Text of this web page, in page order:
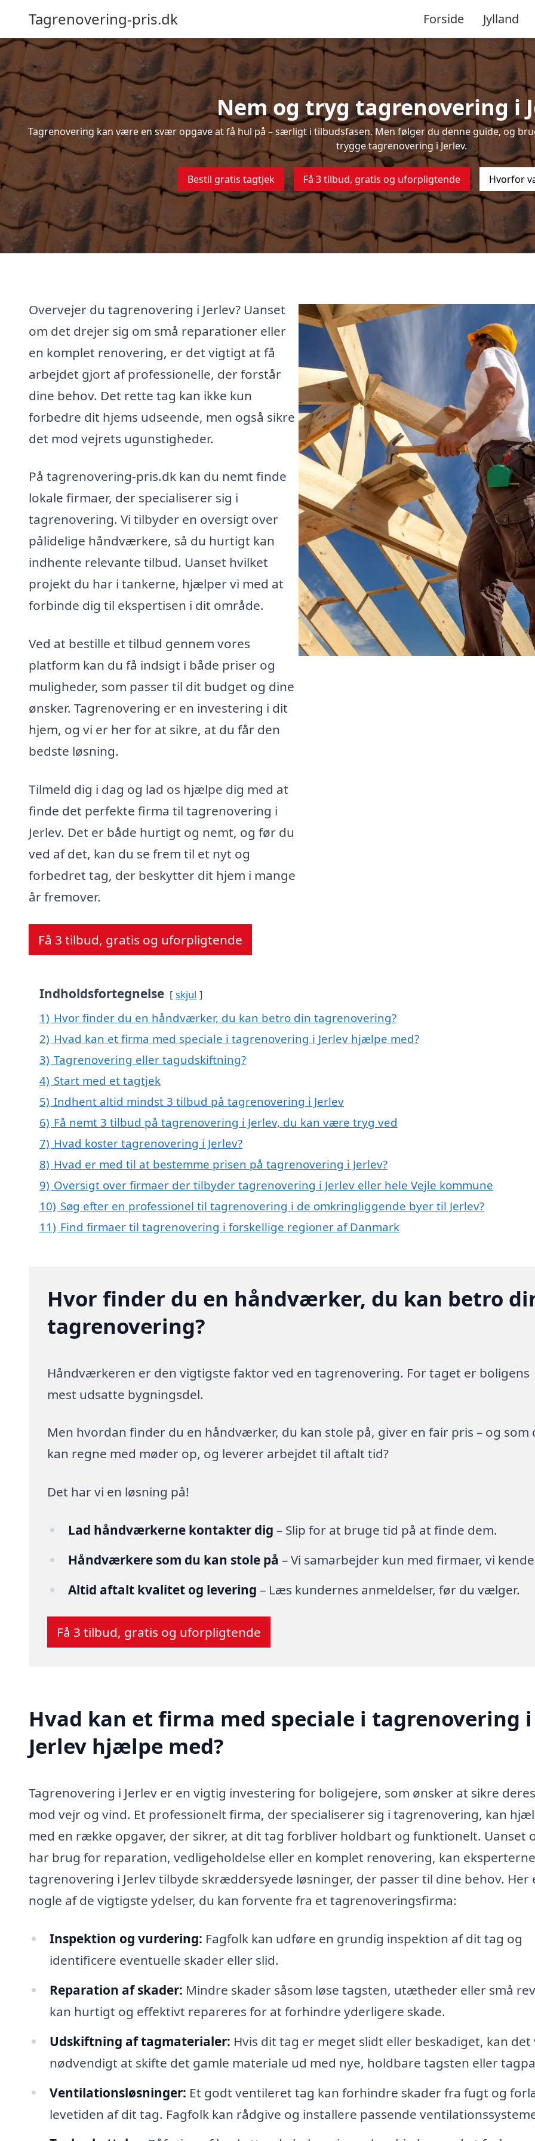
Tagrenovering-pris.dk Forside Jylland
Nem og tryg tagrenovering i
Tagrenovering kan være en svær opgave at få hul på – særligt i tilbudsfasen. Men følger du denne guide, og
trygge tagrenovering i Jerlev.
Bestil gratis tagtjek Få 3 tilbud, gratis og uforpligtende Hvorfor
Overvejer du tagrenovering i Jerlev? Uanset
om det drejer sig om små reparationer eller
en komplet renovering, er det vigtigt at få
arbejdet gjort af professionelle, der forstår
dine behov. Det rette tag kan ikke kun
forbedre dit hjems udseende, men også sikre
det mod vejrets ugunstigheder.
På tagrenovering-pris.dk kan du nemt finde
lokale firmaer, der specialiserer sig i
tagrenovering. Vi tilbyder en oversigt over
pålidelige håndværkere, så du hurtigt kan
indhente relevante tilbud. Uanset hvilket
projekt du har i tankerne, hjælper vi med at
forbinde dig til ekspertisen i dit område.
Ved at bestille et tilbud gennem vores
platform kan du få indsigt i både priser og
muligheder, som passer til dit budget og dine
ønsker. Tagrenovering er en investering i dit
hjem, og vi er her for at sikre, at du får den
bedste løsning.
Tilmeld dig i dag og lad os hjælpe dig med at
finde det perfekte firma til tagrenovering i
Jerlev. Det er både hurtigt og nemt, og før du
ved af det, kan du se frem til et nyt og
forbedret tag, der beskytter dit hjem i mange
år fremover.
Få 3 tilbud, gratis og uforpligtende
Indholdsfortegnelse skjul
1) Hvor finder du en håndværker, du kan betro din tagrenovering?
2) Hvad kan et firma med speciale i tagrenovering i Jerlev hjælpe med?
3) Tagrenovering eller tagudskiftning?
4) Start med et tagtjek
5) Indhent altid mindst 3 tilbud på tagrenovering i Jerlev
6) Få nemt 3 tilbud på tagrenovering i Jerlev, du kan være tryg ved
7) Hvad koster tagrenovering i Jerlev?
8) Hvad er med til at bestemme prisen på tagrenovering i Jerlev?
9) Oversigt over firmaer der tilbyder tagrenovering i Jerlev eller hele Vejle kommune
10) Søg efter en professionel til tagrenovering i de omkringliggende byer til Jerlev?
11) Find firmaer til tagrenovering i forskellige regioner af Danmark
Hvor finder du en håndværker, du kan betro
tagrenovering?
Håndværkeren er den vigtigste faktor ved en tagrenovering. For taget er boligens
mest udsatte bygningsdel.
Men hvordan finder du en håndværker, du kan stole på, giver en fair pris – og som
kan regne med møder op, og leverer arbejdet til aftalt tid?
Det har vi en løsning på!
Lad håndværkerne kontakter dig – Slip for at bruge tid på at finde dem.
Håndværkere som du kan stole på – Vi samarbejder kun med firmaer, vi
Altid aftalt kvalitet og levering – Læs kundernes anmeldelser, før du vælger.
Få 3 tilbud, gratis og uforpligtende
Hvad kan et firma med speciale i tagrenovering i
Jerlev hjælpe med?
Tagrenovering i Jerlev er en vigtig investering for boligejere, som ønsker at sikre
mod vejr og vind. Et professionelt firma, der specialiserer sig i tagrenovering, kan
med en række opgaver, der sikrer, at dit tag forbliver holdbart og funktionelt. Uanset
har brug for reparation, vedligeholdelse eller en komplet renovering, kan
tagrenovering i Jerlev tilbyde skræddersyede løsninger, der passer til dine behov. Her
nogle af de vigtigste ydelser, du kan forvente fra et tagrenoveringsfirma:
Inspektion og vurdering: Fagfolk kan udføre en grundig inspektion af dit tag og
identificere eventuelle skader eller slid.
Reparation af skader: Mindre skader såsom løse tagsten, utætheder eller små
kan hurtigt og effektivt repareres for at forhindre yderligere skade.
Udskiftning af tagmaterialer: Hvis dit tag er meget slidt eller beskadiget, kan
nødvendigt at skifte det gamle materiale ud med nye, holdbare tagsten eller
Ventilationsløsninger: Et godt ventileret tag kan forhindre skader fra fugt og
levetiden af dit tag. Fagfolk kan rådgive og installere passende